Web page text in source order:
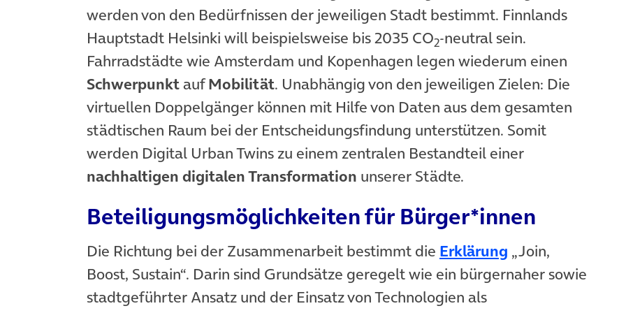
werden von den Bedürfnissen der jeweiligen Stadt bestimmt. Finnlands
Hauptstadt Helsinki will beispielsweise bis 2035 CO2-neutral sein.
Fahrradstädte wie Amsterdam und Kopenhagen legen wiederum einen
SchwerpunktaufMobilität. Unabhängig von den jeweiligen Zielen: Die
virtuellen Doppelgänger können mit Hilfe von Daten aus dem gesamten
städtischen Raum bei der Entscheidungsfindung unterstützen. Somit
werden Digital Urban Twins zu einem zentralen Bestandteil einer
nachhaltigen digitalen Transformation unserer Städte.
Beteiligungsmöglichkeiten für Bürger*innen
Die Richtung bei der Zusammenarbeit bestimmt die Erklärung (öffnet in
„Join,
Boost, Sustain“. Darin sind Grundsätze geregelt wie ein bürgernaher sowie
stadtgeführter Ansatz und der Einsatz von Technologien als